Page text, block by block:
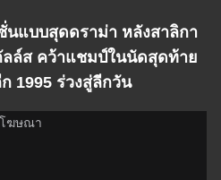
นแบบสุดดราม่า หลังสาลิกา
ล์ส คว้าแชมป์ในนัดสุดท้าย
1995 ร่วงสู่ลีกวัน